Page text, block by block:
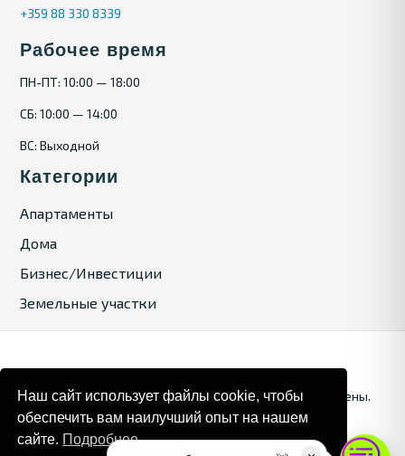
+359 88 330 8339
Рабочее время
ПН-ПТ: 10:00 — 18:00
СБ: 10:00 — 14:00
ВС: Выходной
Категории
Апартаменты
Дома
Бизнес/Инвестиции
Земельные участки
© 2025. Bulgaria Tours by Inrealr4u. Все права зашищены.
Карта сайта Политика конфиденциальности
Наш сайт использует файлы cookie, чтобы
обеспечить вам наилучший опыт на нашем
сайте. Подробнее